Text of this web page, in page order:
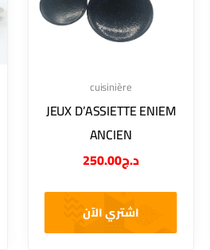
cuisinière
JEUX D’ASSIETTE ENIEM
ANCIEN
د.ج250.00
اشتري الآن